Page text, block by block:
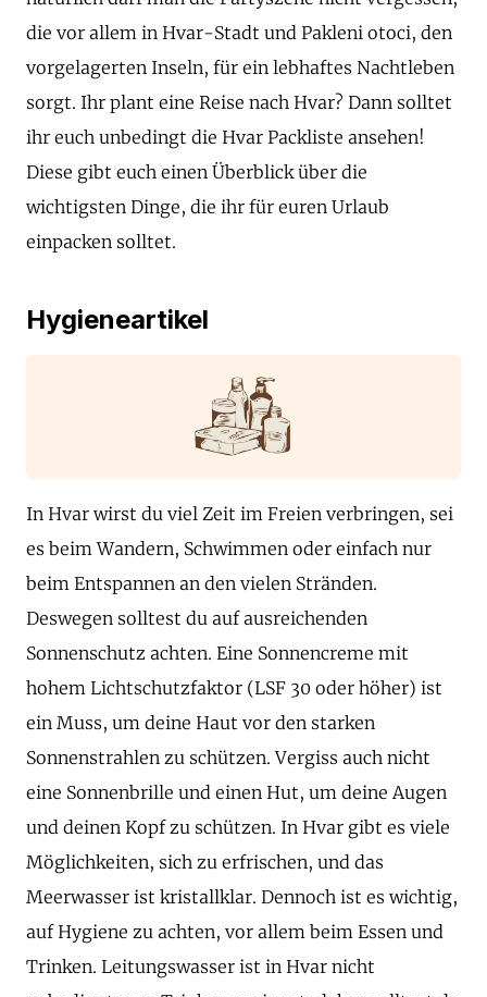
die vor allem in Hvar-Stadt und Pakleni otoci, den
vorgelagerten Inseln, für ein lebhaftes Nachtleben
sorgt. Ihr plant eine Reise nach Hvar? Dann solltet
ihr euch unbedingt die Hvar Packliste ansehen!
Diese gibt euch einen Überblick über die
wichtigsten Dinge, die ihr für euren Urlaub
einpacken solltet.
Hygieneartikel
In Hvar wirst du viel Zeit im Freien verbringen, sei
es beim Wandern, Schwimmen oder einfach nur
beim Entspannen an den vielen Stränden.
Deswegen solltest du auf ausreichenden
Sonnenschutz achten. Eine Sonnencreme mit
hohem Lichtschutzfaktor (LSF 30 oder höher) ist
ein Muss, um deine Haut vor den starken
Sonnenstrahlen zu schützen. Vergiss auch nicht
eine Sonnenbrille und einen Hut, um deine Augen
und deinen Kopf zu schützen. In Hvar gibt es viele
Möglichkeiten, sich zu erfrischen, und das
Meerwasser ist kristallklar. Dennoch ist es wichtig,
auf Hygiene zu achten, vor allem beim Essen und
Trinken. Leitungswasser ist in Hvar nicht